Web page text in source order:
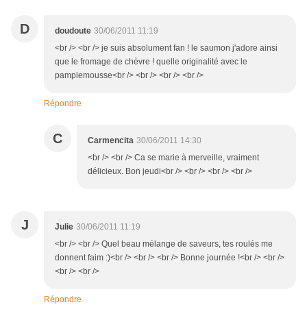
D doudoute 30/06/2011 11:19
<br /> <br /> je suis absolument fan ! le saumon j'adore ainsi
que le fromage de chèvre ! quelle originalité avec le
pamplemousse<br /> <br /> <br /> <br />
Répondre
C Carmencita 30/06/2011 14:30
<br /> <br /> Ca se marie à merveille, vraiment
délicieux. Bon jeudi<br /> <br /> <br /> <br />
J Julie 30/06/2011 11:19
<br /> <br /> Quel beau mélange de saveurs, tes roulés me
donnent faim :)<br /> <br /> <br /> Bonne journée !<br /> <br />
<br /> <br />
Répondre